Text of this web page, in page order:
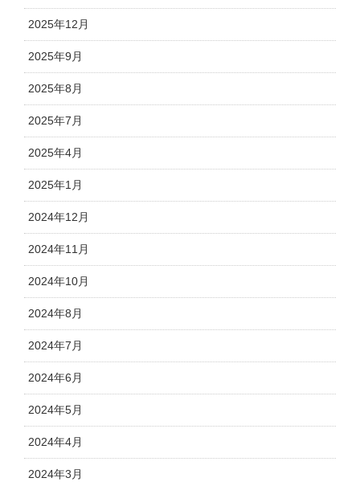
2025年12月
2025年9月
2025年8月
2025年7月
2025年4月
2025年1月
2024年12月
2024年11月
2024年10月
2024年8月
2024年7月
2024年6月
2024年5月
2024年4月
2024年3月